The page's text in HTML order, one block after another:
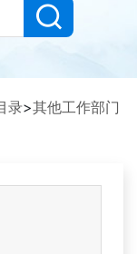
录>其他工作部门